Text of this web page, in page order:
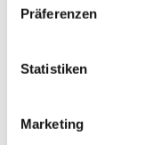
Präferenzen
Statistiken
Marketing